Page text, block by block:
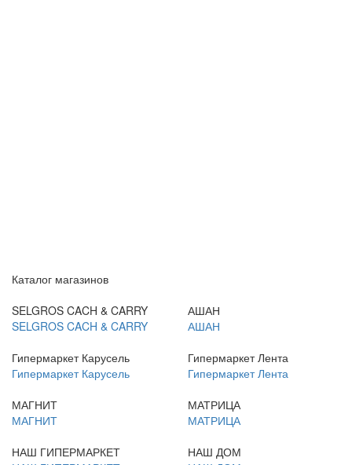
Каталог магазинов
SELGROS CACH & CARRY
SELGROS CACH & CARRY
АШАН
АШАН
Гипермаркет Карусель
Гипермаркет Карусель
Гипермаркет Лента
Гипермаркет Лента
МАГНИТ
МАГНИТ
МАТРИЦА
МАТРИЦА
НАШ ГИПЕРМАРКЕТ
НАШ ДОМ